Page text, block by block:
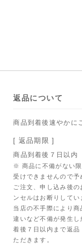
返品について
商品到着後速やかに
[ 返品期限 ]
商品到着後７日以内
※ 商品に不備がない
受けできませんので予
ご注文、申し込み後の
ンセルはお断りしてい
当店の不手際により商
違いなど不備が発生し
着後７日以内まで返品
ただきます。